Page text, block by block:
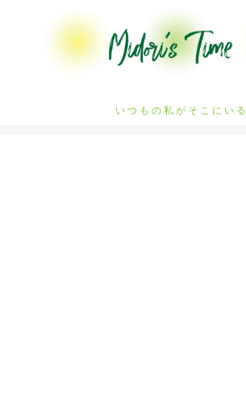
い つ も の 私 が そ こ に い る